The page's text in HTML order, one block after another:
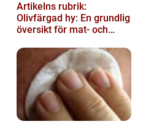
Artikelns rubrik:
Olivfärgad hy: En grundlig
översikt för mat- och